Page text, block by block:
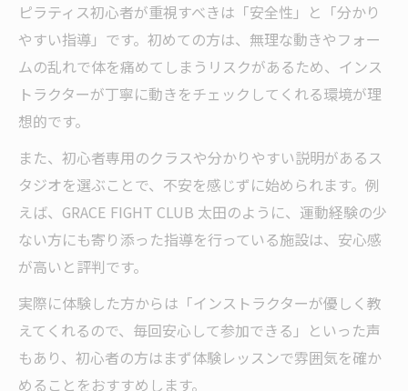
ピラティス初心者が重視すべきは「安全性」と「分かり
やすい指導」です。初めての方は、無理な動きやフォー
ムの乱れで体を痛めてしまうリスクがあるため、インス
トラクターが丁寧に動きをチェックしてくれる環境が理
想的です。
また、初心者専用のクラスや分かりやすい説明があるス
タジオを選ぶことで、不安を感じずに始められます。例
えば、GRACE FIGHT CLUB 太田のように、運動経験の少
ない方にも寄り添った指導を行っている施設は、安心感
が高いと評判です。
実際に体験した方からは「インストラクターが優しく教
えてくれるので、毎回安心して参加できる」といった声
もあり、初心者の方はまず体験レッスンで雰囲気を確か
めることをおすすめします。